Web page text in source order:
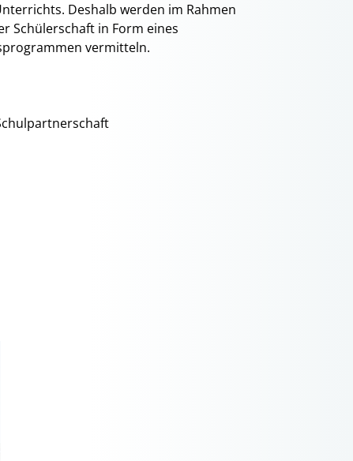
Deshalb werden im Rahmen
Schülerschaft in Form eines
vermitteln.